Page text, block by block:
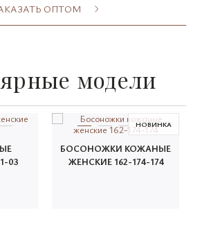
ОПТОМ
модели
03
НОВИНКА
БОСОНОЖКИ КОЖАНЫЕ
ЖЕНСКИЕ 162-174-174